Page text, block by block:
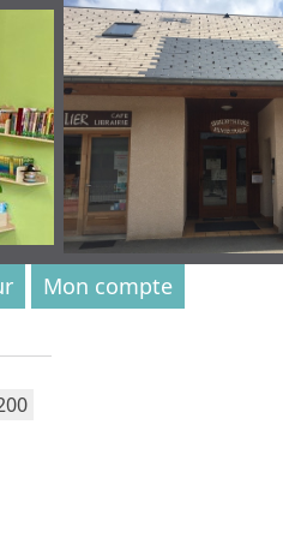
Mon compte